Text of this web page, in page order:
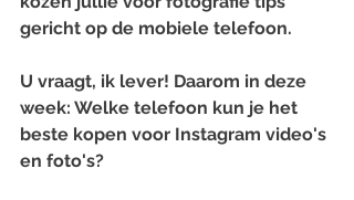
gericht op de mobiele telefoon. ⁠
U vraagt, ik lever! Daarom in deze
week: Welke telefoon kun je het
beste kopen voor Instagram video's
en foto's?